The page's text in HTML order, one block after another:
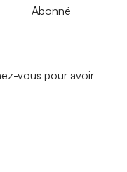
Abonné
vous pour avoir